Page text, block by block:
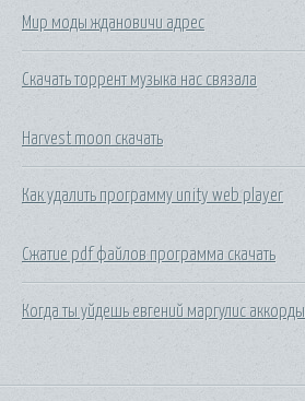
Мир моды ждановичи адрес
Скачать торрент музыка нас связала
Harvest moon скачать
Как удалить программу unity web player
Сжатие pdf файлов программа скачать
Когда ты уйдешь евгений маргулис аккорды